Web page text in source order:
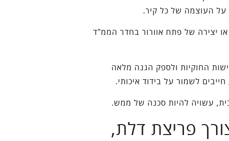
על העוצמה של כל קיר.
יצירה של פתח אוורור בחדר הממ"ד
החוקיות ולספק הגנה מלאה
לשמור על בידוד איכותי.
עשויה להיות סכנה של ממש.
פריצת דלת,